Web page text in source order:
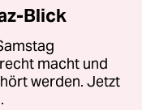
Blick
macht und
werden. Jetzt